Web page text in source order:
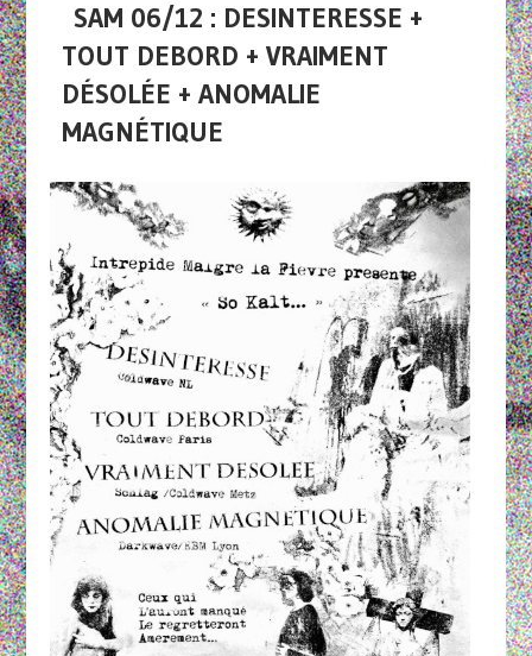
SAM 06/12 : DESINTERESSE +
TOUT DEBORD + VRAIMENT
DÉSOLÉE + ANOMALIE
MAGNÉTIQUE